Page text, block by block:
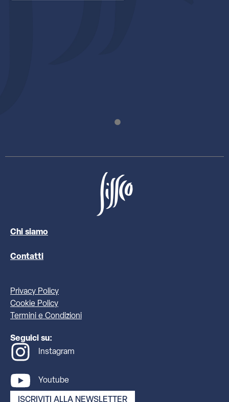
Chi siamo
Contatti
Privacy Policy
Cookie Policy
Termini e Condizioni
Seguici su:
Instagram
Youtube
ISCRIVITI ALLA NEWSLETTER